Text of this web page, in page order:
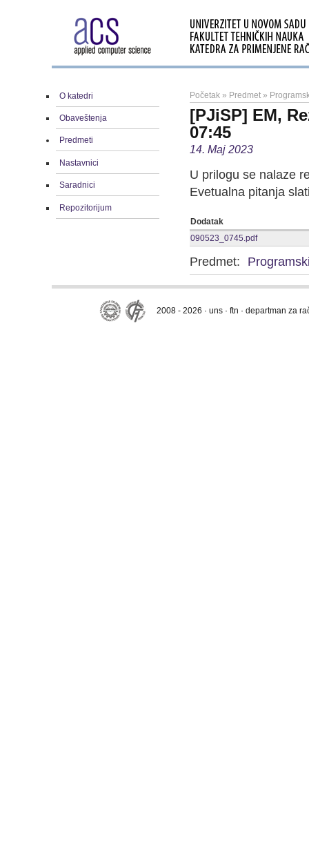
O katedri
Obaveštenja
Predmeti
Nastavnici
Saradnici
Repozitorijum
Početak » Predmet »
[PJiSP] EM,
07:45
14. Maj 2023
U prilogu se nalaze
Evetualna pitanja
Dodatak
090523_0745.pdf
Predmet:
2008 - 2026 · uns · ftn · departman za